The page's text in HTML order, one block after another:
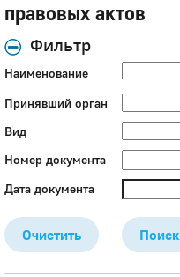
правовых актов
Фильтр
Наименование
Принявший орган
Вид
Номер документа
Дата документа
Очистить Поиск